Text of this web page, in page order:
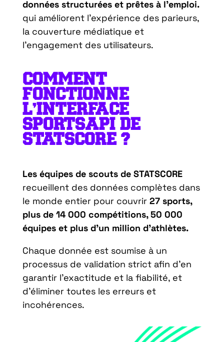
données structurées et prêtes à l’emploi.
qui améliorent l’expérience des parieurs,
la couverture médiatique et
l’engagement des utilisateurs.
COMMENT
FONCTIONNE
L’INTERFACE
SPORTSAPI DE
STATSCORE ?
Les équipes de scouts de STATSCORE
recueillent des données complètes dans
le monde entier pour couvrir27 sports,
plus de 14 000 compétitions, 50 000
équipes et plus d’un million d’athlètes.
Chaque donnée est soumise à un
processus de validation strict afin d’en
garantir l’exactitude et la fiabilité, et
d’éliminer toutes les erreurs et
incohérences.